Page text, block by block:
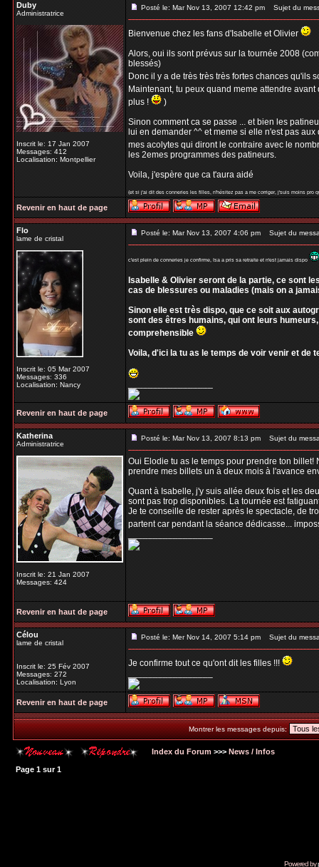
Duby
Administratrice
Inscrit le: 17 Jan 2007
Messages: 412
Localisation: Montpellier
Posté le: Mar Nov 13, 2007 12:42 pm Sujet du
Bienvenue chez les fans d'Isabelle et Olivier
Alors, oui ils sont prévus sur la tournée 2008
blessés)
Donc il y a de très très très fortes chances qu'ils
Maintenant, tu peux quand meme attendre
plus !
)
Sinon comment ca se passe ... et bien les
lui en demander ^^ et meme si elle n'est pas
mes acolytes qui diront le contraire avec le
les 2emes programmes des patineurs.
Voila, j'espère que ca t'aura aidé
(et si j'ai dit des conneries les filles, n'hésitez pas a me corriger, j'suis moins pro
Revenir en haut de page
Flo
lame de cristal
Inscrit le: 05 Mar 2007
Messages: 336
Localisation: Nancy
Posté le: Mar Nov 13, 2007 4:06 pm Sujet du
c'est plein de conneries je confirme, Isa a pris sa retraite et n'est jamais dispo
Isabelle & Olivier seront de la partie, ce sont
cas de blessures ou maladies (mais on a
Sinon elle est très dispo, que ce soit aux
sont des êtres humains, qui ont leurs
comprehensible
Voila, d'ici la tu as le temps de voir venir et de
_________________
Revenir en haut de page
Katherina
Administratrice
Inscrit le: 21 Jan 2007
Messages: 424
Posté le: Mar Nov 13, 2007 8:13 pm Sujet du
Oui Elodie tu as le temps pour prendre ton
prendre mes billets un à deux mois à l'avance
Quant à Isabelle, j'y suis allée deux fois et les
sont pas trop disponibles. La tournée est
Je te conseille de rester après le spectacle, de
partent car pendant la séance dédicasse...
_________________
Revenir en haut de page
Célou
lame de cristal
Inscrit le: 25 Fév 2007
Messages: 272
Localisation: Lyon
Posté le: Mer Nov 14, 2007 5:14 pm Sujet du
Je confirme tout ce qu'ont dit les filles !!!
_________________
Revenir en haut de page
Montrer les messages depuis:
Index du Forum >>> News / Infos
Page 1 sur1
Powered by